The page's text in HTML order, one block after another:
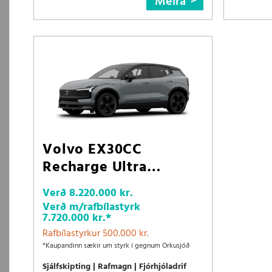
Volvo EX30CC
Recharge Ultra
LRAWD
Verð8.220.000 kr.
Verð m/rafbílastyrk
7.720.000 kr.*
Rafbílastyrkur 500.000 kr.
*Kaupandinn sækir um styrk í gegnum Orkusjóð
Sjálfskipting Rafmagn Fjórhjóladrif